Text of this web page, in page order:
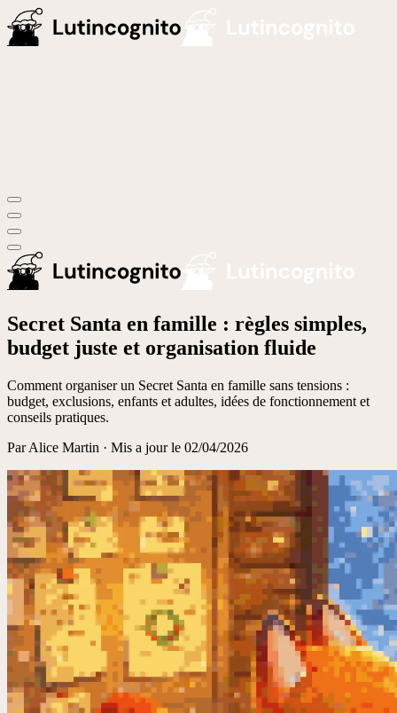
Secret Santa en famille : règles simples,
budget juste et organisation fluide
Comment organiser un Secret Santa en famille sans tensions :
budget, exclusions, enfants et adultes, idées de fonctionnement et
conseils pratiques.
Par Alice Martin · Mis a jour le 02/04/2026